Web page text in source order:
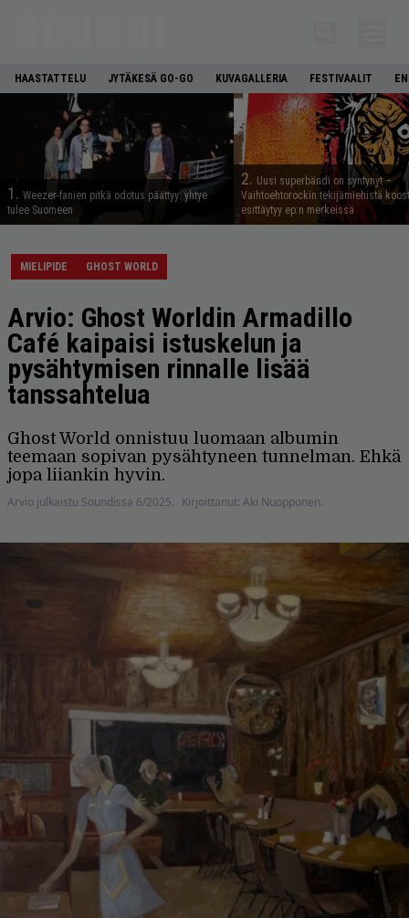
HAASTATTELU JYTÄKESÄ GO-GO KUVAGALLERIA FESTIVAALIT
1. Weezer-fanien pitkä odotus päättyy: yhtye
tulee Suomeen
2. Uusi superbändi on syntynyt –
Vaihtoehtorockin tekijämiehistä
esittäytyy ep:n merkeissä
MIELIPIDE GHOST WORLD
Arvio: Ghost Worldin Armadillo
Café kaipaisi istuskelun ja
pysähtymisen rinnalle lisää
tanssahtelua
Ghost World onnistuu luomaan albumin
teemaan sopivan pysähtyneen tunnelman. Ehkä
jopa liiankin hyvin.
Arvio julkaistu Soundissa 6/2025. Kirjoittanut: Aki Nuopponen.